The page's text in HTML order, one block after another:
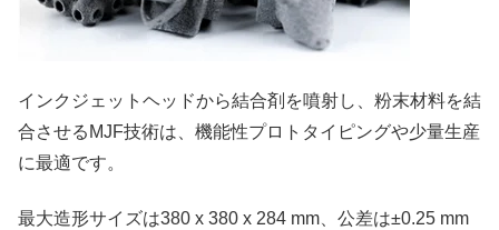
インクジェットヘッドから結合剤を噴射し、粉末材料を結
合させるMJF技術は、機能性プロトタイピングや少量生産
に最適です。
最大造形サイズは380 x 380 x 284 mm、公差は±0.25 mm